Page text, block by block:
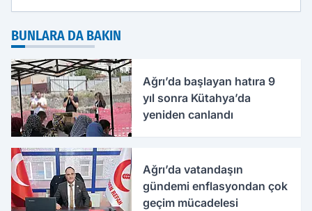
BUNLARA DA BAKIN
Ağrı’da başlayan hatıra 9
yıl sonra Kütahya’da
yeniden canlandı
Ağrı’da vatandaşın
gündemi enflasyondan çok
geçim mücadelesi